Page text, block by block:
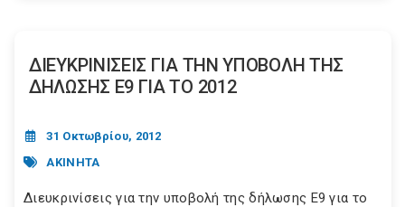
ΔΙΕΥΚΡΙΝΙΣΕΙΣ ΓΙΑ ΤΗΝ ΥΠΟΒΟΛΗ ΤΗΣ
ΔΗΛΩΣΗΣ Ε9 ΓΙΑ ΤΟ 2012
31 Οκτωβρίου, 2012
ΑΚΙΝΗΤΑ
Διευκρινίσεις για την υποβολή της δήλωσης Ε9 για το